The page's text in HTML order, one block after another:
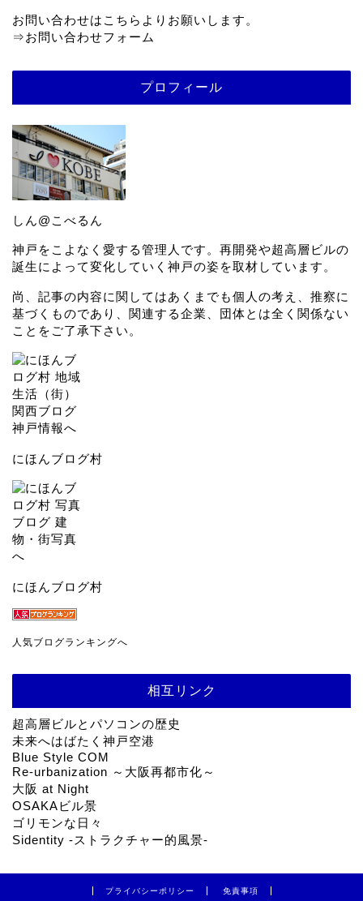
お問い合わせはこちらよりお願いします。
⇒お問い合わせフォーム
プロフィール
しん@こべるん
神戸をこよなく愛する管理人です。再開発や超高層ビルの
誕生によって変化していく神戸の姿を取材しています。
尚、記事の内容に関してはあくまでも個人の考え、推察に
基づくものであり、関連する企業、団体とは全く関係ない
ことをご了承下さい。
にほんブログ村
にほんブログ村
人気ブログランキングへ
相互リンク
超高層ビルとパソコンの歴史
未来へはばたく神戸空港
Blue Style COM
Re-urbanization ～大阪再都市化～
大阪 at Night
OSAKAビル景
ゴリモンな日々
Sidentity -ストラクチャー的風景-
プライバシーポリシー 免責事項